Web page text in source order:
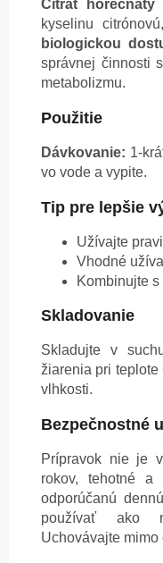
Citrát horečnatý
kyselinu
biologickou
správnej činnosti
metabolizmu.
Použitie
Dávkovanie: 1-
vo vode a vypite.
Tip pre lepšie
Užívajte
Vhodné
Kombinujte
Skladovanie
Skladujte v
žiarenia pri teplote
vlhkosti.
Bezpečnostné
Prípravok nie je
rokov, tehotné a
odporúčanú
používať ako
Uchovávajte mimo